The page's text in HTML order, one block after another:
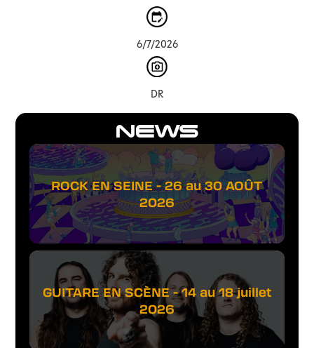
NEWS
ROCK EN SEINE - 26 au 30 AOÛT
2026
GUITARE EN SCÈNE - 14 au 18 juillet
2026
6/7/2026
DR